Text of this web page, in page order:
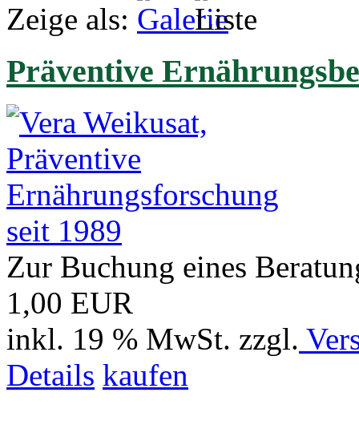
Zeige als:
Präventive
Zur Buchung eines
1,00 EUR
inkl. 19 % MwSt. zzgl.
Details kaufen